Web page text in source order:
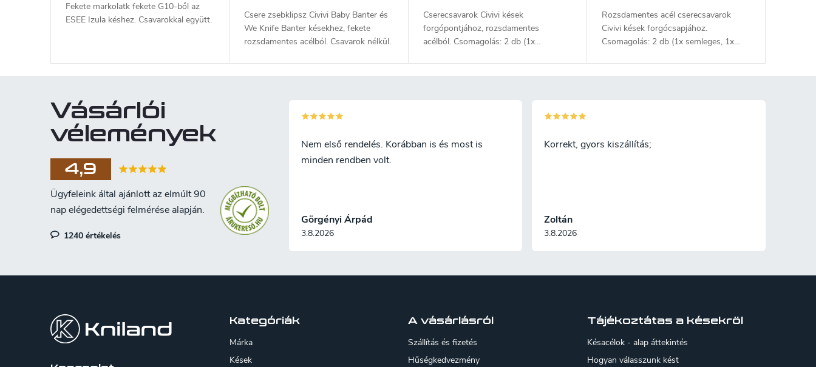
Fekete markolatk fekete G10-ből az
ESEE Izula késhez. Csavarokkal együtt.
Csere zsebklipsz Civivi Baby Banter és
We Knife Banter késekhez, fekete
rozsdamentes acélból. Csavarok nélkül.
Cserecsavarok Civivi kések
forgópontjához, rozsdamentes
acélból. Csomagolás: 2 db (1x
Rozsdamentes acél cserecsavarok
Civivi kések forgócsapjához.
Csomagolás: 2 db (1x semleges, 1x
Vásárlói
vélemények
4,9
1240 értékelés
Görgényi Árpád
3.8.2026
Nem első rendelés. Korábban is és most is
minden rendben volt.
Zoltán
3.8.2026
Korrekt, gyors kiszállítás;
Kategóriák
Márka
Kések
A vásárlásról
Szállítás és fizetés
Hűségkedvezmény
Tájékoztátas a késekröl
Késacélok - alap áttekintés
Hogyan válasszunk kést